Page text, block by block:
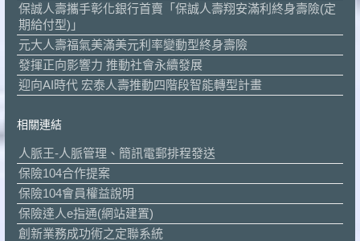
保誠人壽攜手彰化銀行首賣「保誠人壽翔安滿利終身壽險(定
期給付型)」
元大人壽福氣美滿美元利率變動型終身壽險
發揮正向影響力 推動社會永續發展
迎向AI時代 宏泰人壽推動四階段智能轉型計畫
相關連結
人脈王-人脈管理、簡訊電郵排程發送
保險104合作提案
保險104會員權益說明
保險達人e指通(網站建置)
創新業務成功術之定聯系統